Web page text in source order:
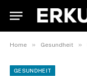
Home » Gesundheit »
GESUNDHEIT